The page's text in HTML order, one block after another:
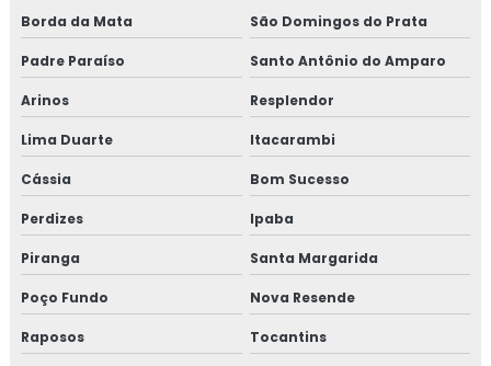
Borda da Mata São Domingos do Prata
Padre Paraíso Santo Antônio do Amparo
Arinos Resplendor
Lima Duarte Itacarambi
Cássia Bom Sucesso
Perdizes Ipaba
Piranga Santa Margarida
Poço Fundo Nova Resende
Raposos Tocantins